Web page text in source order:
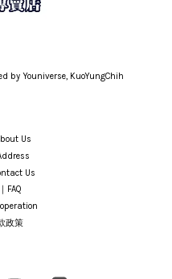
by Youniverse, KuoYungChih
Us
Us
FAQ
政策